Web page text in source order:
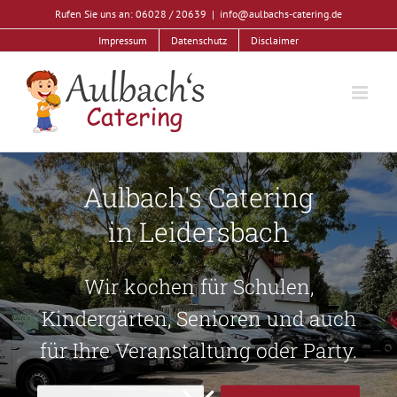
Inhalt
springen
Rufen Sie uns an: 06028 / 20639 | info@aulbachs-catering.de
Impressum
Datenschutz Disclaimer